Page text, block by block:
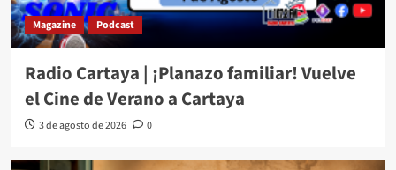
Magazine Podcast
Radio Cartaya | ¡Planazo familiar! Vuelve
el Cine de Verano a Cartaya
3 de agosto de 2026 0